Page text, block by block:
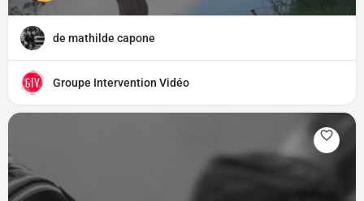
de mathilde capone
Groupe Intervention Vidéo